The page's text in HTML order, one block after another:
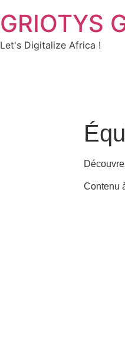
GRIOTYS
Let's Digitalize Africa !
Contenu